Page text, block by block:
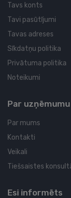
Tavs konts
Tavi pasūtījumi
Tavas adreses
Sīkdatņu politika
Privātuma politika
Noteikumi
Par uzņēmumu
Par mums
Kontakti
Veikali
Tiešsaistes
Esi informēts